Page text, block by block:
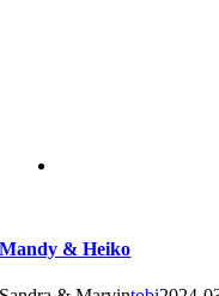
Mandy & Heiko